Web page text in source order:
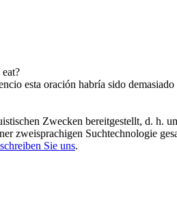
esta oración habría sido demasiado
Zwecken bereitgestellt, d. h.
zweisprachigen Suchtechnologie
schreiben Sie uns.